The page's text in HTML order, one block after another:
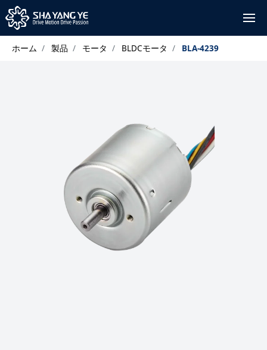
ホーム 製品 モータ BLDCモータ BLA-4239